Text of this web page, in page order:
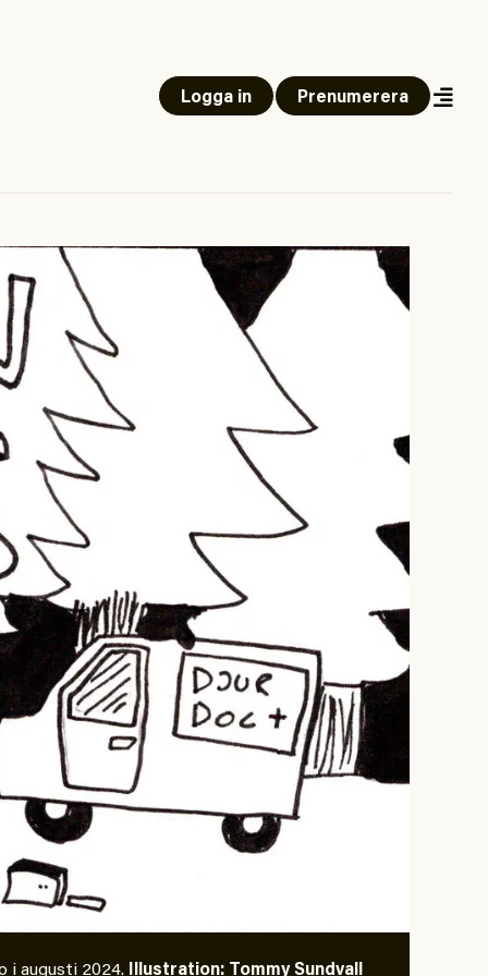
Logga in Prenumerera
i augusti 2024. Illustration: Tommy Sundvall